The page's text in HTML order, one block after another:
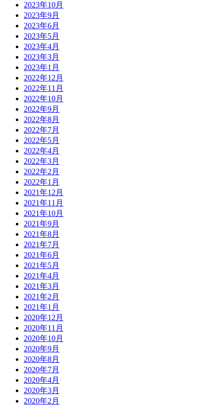
2023年10月
2023年9月
2023年6月
2023年5月
2023年4月
2023年3月
2023年1月
2022年12月
2022年11月
2022年10月
2022年9月
2022年8月
2022年7月
2022年5月
2022年4月
2022年3月
2022年2月
2022年1月
2021年12月
2021年11月
2021年10月
2021年9月
2021年8月
2021年7月
2021年6月
2021年5月
2021年4月
2021年3月
2021年2月
2021年1月
2020年12月
2020年11月
2020年10月
2020年9月
2020年8月
2020年7月
2020年4月
2020年3月
2020年2月